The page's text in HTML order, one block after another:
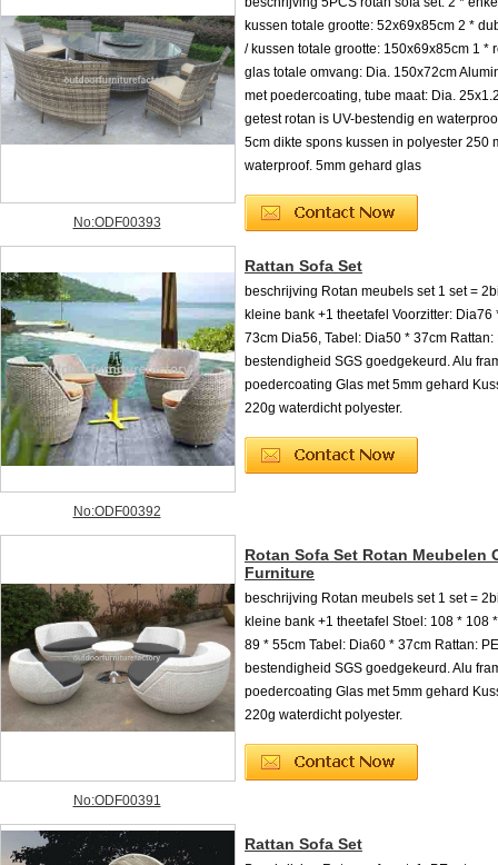
No:ODF00393
kussen totale grootte: 52x69x85cm 2 *
/ kussen totale grootte: 150x69x85cm 1 *
glas totale omvang: Dia. 150x72cm
met poedercoating, tube maat: Dia.
getest rotan is UV-bestendig en
5cm dikte spons kussen in polyester 250
waterproof. 5mm gehard glas
No:ODF00392
Rattan Sofa Set
beschrijving Rotan meubels set 1 set =
kleine bank +1 theetafel Voorzitter: Dia76
73cm Dia56, Tabel: Dia50 * 37cm Rattan:
bestendigheid SGS goedgekeurd. Alu
poedercoating Glas met 5mm gehard
220g waterdicht polyester.
No:ODF00391
Rotan Sofa Set Rotan Meubelen
Furniture
beschrijving Rotan meubels set 1 set =
kleine bank +1 theetafel Stoel: 108 * 108
89 * 55cm Tabel: Dia60 * 37cm Rattan:
bestendigheid SGS goedgekeurd. Alu
poedercoating Glas met 5mm gehard
220g waterdicht polyester.
Rattan Sofa Set